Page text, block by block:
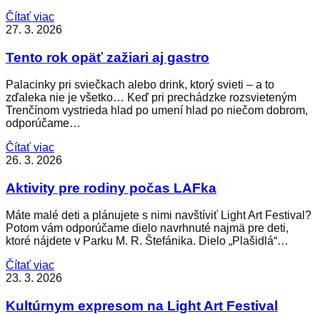
Čítať viac
27. 3. 2026
Tento rok opäť zažiari aj gastro
Palacinky pri sviečkach alebo drink, ktorý svieti – a to
zďaleka nie je všetko… Keď pri prechádzke rozsvieteným
Trenčínom vystrieda hlad po umení hlad po niečom dobrom,
odporúčame…
Čítať viac
26. 3. 2026
Aktivity pre rodiny počas LAFka
Máte malé deti a plánujete s nimi navštíviť Light Art Festival?
Potom vám odporúčame dielo navrhnuté najmä pre deti,
ktoré nájdete v Parku M. R. Štefánika. Dielo „Plašidlá“…
Čítať viac
23. 3. 2026
Kultúrnym expresom na Light Art Festival